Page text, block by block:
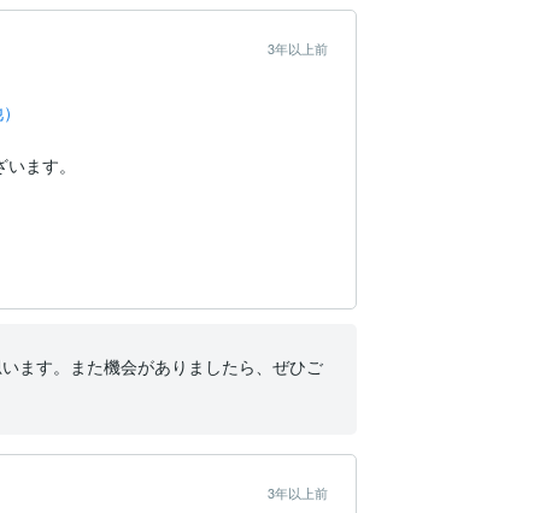
3年以上前
ます。
ます。また機会がありましたら、ぜひご
3年以上前